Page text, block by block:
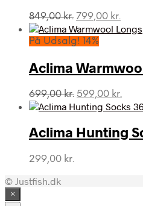
849,00kr. Den
oprindelige
pris
849,00 kr..
799,00 kr.
På Udsalg! 14%
Aclima
699,00kr. Den
oprindelige
var:
699,00 kr..
599,00 kr.
er:
Aclima Hunting
299,00 kr.
© Justfish.dk
×